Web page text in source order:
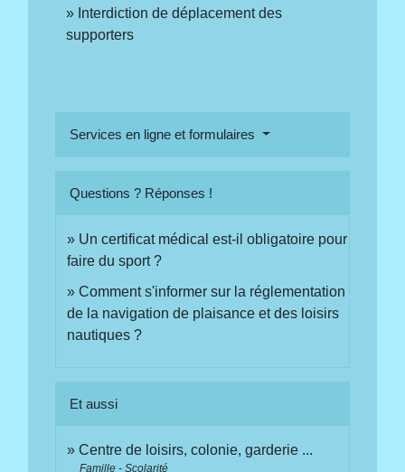
Interdiction de déplacement des
supporters
Services en ligne et formulaires
Questions ? Réponses !
Un certificat médical est-il obligatoire pour
faire du sport ?
Comment s'informer sur la réglementation
de la navigation de plaisance et des loisirs
nautiques ?
Et aussi
Centre de loisirs, colonie, garderie ...
Famille - Scolarité